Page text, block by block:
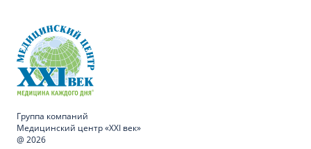
Группа компаний
Медицинский центр «XXI век»
@ 2026